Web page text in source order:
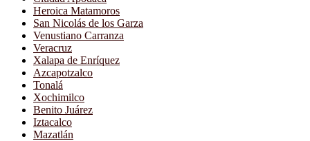
Heroica Matamoros
San Nicolás de los Garza
Venustiano Carranza
Veracruz
Xalapa de Enríquez
Azcapotzalco
Tonalá
Xochimilco
Benito Juárez
Iztacalco
Mazatlán